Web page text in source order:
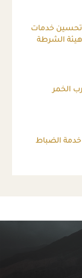
1981 - صندوق تحسين خدمات
هيئة الشرطة
1959 - قواعد خدمة الضباط